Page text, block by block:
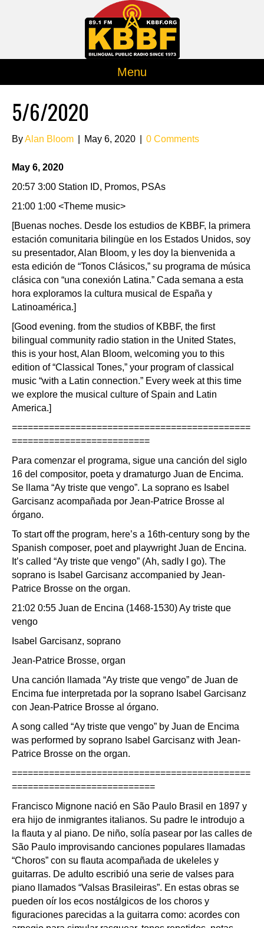
Menu
5/6/2020
ByAlan Bloom May 6, 2020 0 Comments
May 6, 2020
20:57 3:00 Station ID, Promos, PSAs
21:00 1:00 <Theme music>
[Buenas noches. Desde los estudios de KBBF, la primera
estación comunitaria bilingüe en los Estados Unidos, soy
su presentador, Alan Bloom, y les doy la bienvenida a
esta edición de “Tonos Clásicos,” su programa de música
clásica con “una conexión Latina.” Cada semana a esta
hora exploramos la cultura musical de España y
Latinoamérica.]
[Good evening. from the studios of KBBF, the first
bilingual community radio station in the United States,
this is your host, Alan Bloom, welcoming you to this
edition of “Classical Tones,” your program of classical
music “with a Latin connection.” Every week at this time
we explore the musical culture of Spain and Latin
America.]
=============================================
==========================
Para comenzar el programa, sigue una canción del siglo
16 del compositor, poeta y dramaturgo Juan de Encima.
Se llama “Ay triste que vengo”. La soprano es Isabel
Garcisanz acompañada por Jean-Patrice Brosse al
órgano.
To start off the program, here’s a 16th-century song by the
Spanish composer, poet and playwright Juan de Encina.
It’s called “Ay triste que vengo” (Ah, sadly I go). The
soprano is Isabel Garcisanz accompanied by Jean-
Patrice Brosse on the organ.
21:02 0:55 Juan de Encina (1468-1530) Ay triste que
vengo
Isabel Garcisanz, soprano
Jean-Patrice Brosse, organ
Una canción llamada “Ay triste que vengo” de Juan de
Encima fue interpretada por la soprano Isabel Garcisanz
con Jean-Patrice Brosse al órgano.
A song called “Ay triste que vengo” by Juan de Encima
was performed by soprano Isabel Garcisanz with Jean-
Patrice Brosse on the organ.
=============================================
===========================
Francisco Mignone nació en São Paulo Brasil en 1897 y
era hijo de inmigrantes italianos. Su padre le introdujo a
la flauta y al piano. De niño, solía pasear por las calles de
São Paulo improvisando canciones populares llamadas
“Choros” con su flauta acompañada de ukeleles y
guitarras. De adulto escribió una serie de valses para
piano llamados “Valsas Brasileiras”. En estas obras se
pueden oír los ecos nostálgicos de los choros y
figuraciones parecidas a la guitarra como: acordes con